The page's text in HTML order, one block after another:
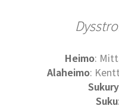
Heimo:
Alaheimo:
Suku: